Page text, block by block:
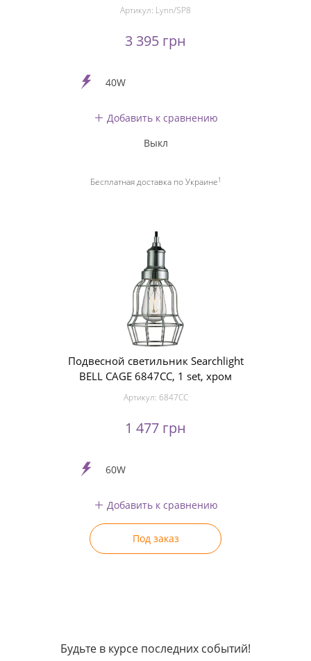
Артикул: Lynn/SP8
3 395 грн
40W
Добавить к сравнению
Выкл
Бесплатная доставка по Украине1
Подвесной светильник Searchlight
BELL CAGE 6847CC, 1 set, хром
Артикул: 6847CC
1 477 грн
60W
Добавить к сравнению
Под заказ
Будьте в курсе последних событий!